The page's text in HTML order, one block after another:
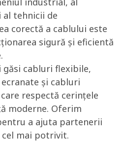
al tehnicii de
corectă a cablului este
sigură și eficientă
cabluri flexibile,
și cabluri
respectă cerințele
moderne. Oferim
a ajuta partenerii
mai potrivit.